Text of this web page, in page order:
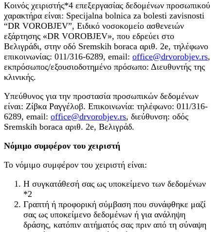
Κοινός χειριστής*4 επεξεργασίας δεδομένων προσωπικού
χαρακτήρα είναι: Specijalna bolnica za bolesti zavisnosti
“DR VOROBJEV”, Ειδικό νοσοκομείο ασθενειών
εξάρτησης «DR VOROBJEV», που εδρεύει στο
Βελιγράδι, στην οδό Sremskih boraca αριθ. 2e, τηλέφωνο
επικοινωνίας: 011/316-6289, email: office@drvorobjev.rs,
εκπρόσωπος/εξουσιοδοτημένο πρόσωπο: Διευθυντής της
κλινικής.
Υπεύθυνος για την προστασία προσωπικών δεδομένων
είναι: Ζίβκα Ραγγέλοβ. Επικοινωνία: τηλέφωνο: 011/316-
6289, email: office@drvorobjev.rs, διεύθυνση: οδός
Sremskih boraca αριθ. 2e, Βελιγράδ.
Νόμιμο συμφέρον του χειριστή
Το νόμιμο συμφέρον του χειριστή είναι:
Η συγκατάθεσή σας ως υποκείμενο των δεδομένων
*2
Γραπτή ή προφορική σύμβαση που συνάφθηκε μαζί
σας ως υποκείμενο δεδομένων ή για ανάληψη
δράσης, κατόπιν αιτήματός σας πριν από τη σύναψη